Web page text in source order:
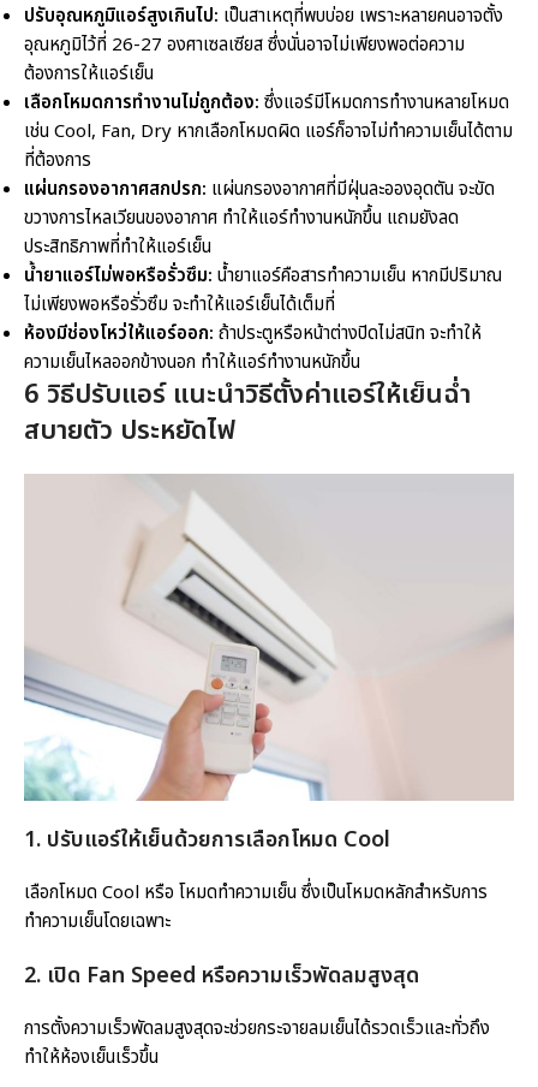
ปรับอุณหภูมิแอร์สูงเกินไป: เป็นสาเหตุที่พบบ่อย เพราะหลายคนอาจตั้ง
อุณหภูมิไว้ที่ 26-27 องศาเซลเซียส ซึ่งนั่นอาจไม่เพียงพอต่อความ
ต้องการให้แอร์เย็น
เลือกโหมดการทำงานไม่ถูกต้อง: ซึ่งแอร์มีโหมดการทำงานหลายโหมด
เช่น Cool, Fan, Dry หากเลือกโหมดผิด แอร์ก็อาจไม่ทำความเย็นได้ตาม
ที่ต้องการ
แผ่นกรองอากาศสกปรก: แผ่นกรองอากาศที่มีฝุ่นละอองอุดตัน จะขัด
ขวางการไหลเวียนของอากาศ ทำให้แอร์ทำงานหนักขึ้น แถมยังลด
ประสิทธิภาพที่ทำให้แอร์เย็น
น้ำยาแอร์ไม่พอหรือรั่วซึม: น้ำยาแอร์คือสารทำความเย็น หากมีปริมาณ
ไม่เพียงพอหรือรั่วซึม จะทำให้แอร์เย็นได้เต็มที่
ห้องมีช่องโหว่ให้แอร์ออก: ถ้าประตูหรือหน้าต่างปิดไม่สนิท จะทำให้
ความเย็นไหลออกข้างนอก ทำให้แอร์ทำงานหนักขึ้น
6 วิธีปรับแอร์แนะนำวิธีตั้งค่าแอร์ให้เย็นฉ่ำ
สบายตัว ประหยัดไฟ
1. ปรับแอร์ให้เย็นด้วยการเลือกโหมด Cool
เลือกโหมด Cool หรือ โหมดทำความเย็น ซึ่งเป็นโหมดหลักสำหรับการ
ทำความเย็นโดยเฉพาะ
2. เปิด Fan Speed หรือความเร็วพัดลมสูงสุด
การตั้งความเร็วพัดลมสูงสุดจะช่วยกระจายลมเย็นได้รวดเร็วและทั่วถึง
ทำให้ห้องเย็นเร็วขึ้น